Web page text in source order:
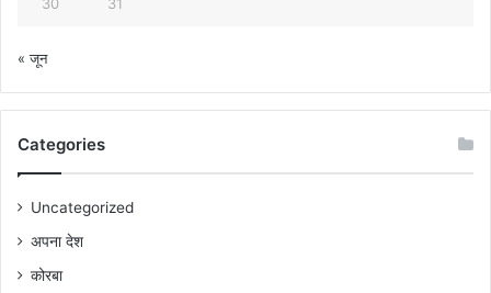
« जून
Categories
Uncategorized
अपना देश
कोरबा